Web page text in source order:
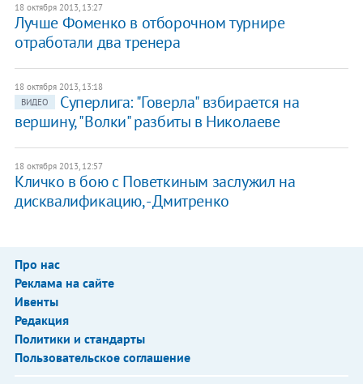
18 октября 2013, 13:27
Лучше Фоменко в отборочном турнире
отработали два тренера
18 октября 2013, 13:18
ВИДЕО
Суперлига: "Говерла" взбирается на
вершину, "Волки" разбиты в Николаеве
18 октября 2013, 12:57
Кличко в бою с Поветкиным заслужил на
дисквалификацию, - Дмитренко
Про нас
Реклама на сайте
Ивенты
Редакция
Политики и стандарты
Пользовательское соглашение